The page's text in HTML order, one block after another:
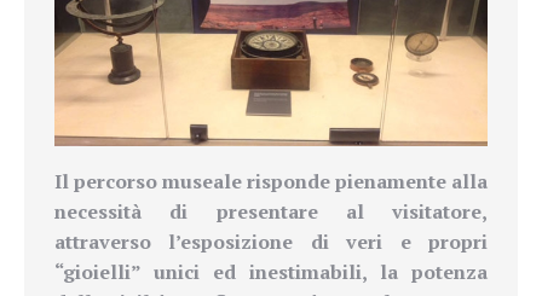
Il percorso museale risponde pienamente alla
necessità di presentare al visitatore,
attraverso l’esposizione di veri e propri
“gioielli” unici ed inestimabili, la potenza